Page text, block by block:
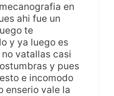
en
ahi fue un
te
y ya luego es
vatallas casi
y pues
e incomodo
enserio vale la